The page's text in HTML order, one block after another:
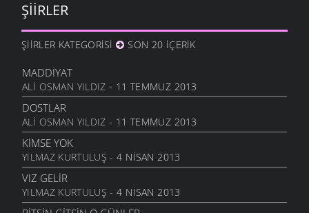
NASIL OLUR
6 MART 2006
İHTIYAR İNSAN
6 MART 2006
SEVGI ÜSTÜNE
6 MART 2006
ANLATAMADIK
6 MART 2006
GEL
6 MART 2006
ANNE
6 MART 2006
ŞIIRLER
ŞIIRLER KATEGORISI SON 20 İÇERIK
MADDIYAT
ALI OSMAN YILDIZ - 11 TEMMUZ 2013
DOSTLAR
ALI OSMAN YILDIZ - 11 TEMMUZ 2013
KIMSE YOK
YILMAZ KURTULUŞ - 4 NISAN 2013
VIZ GELIR
YILMAZ KURTULUŞ - 4 NISAN 2013